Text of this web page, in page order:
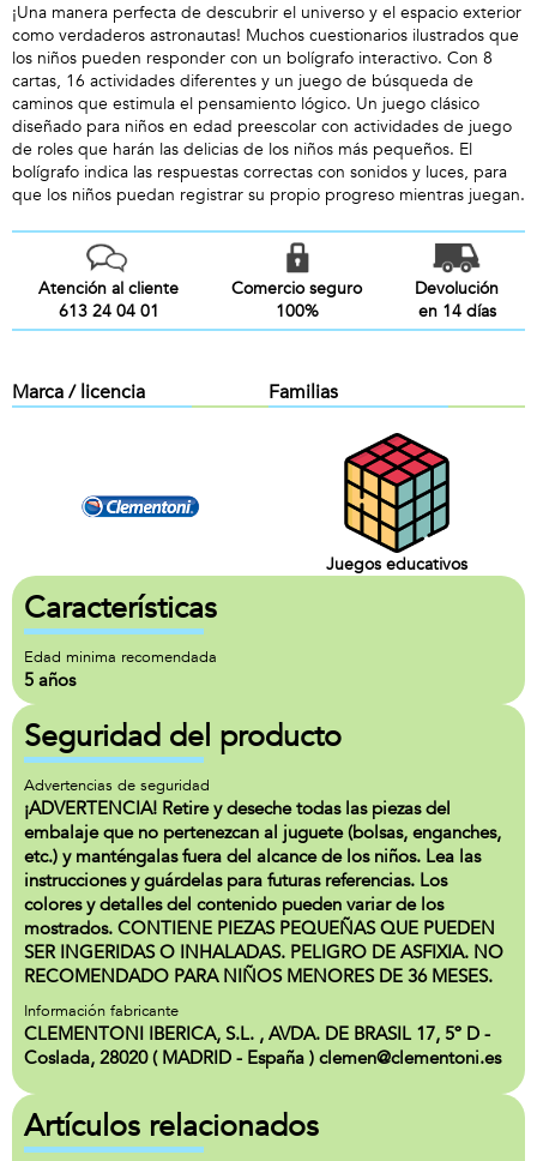
¡Una manera perfecta de descubrir el universo y el espacio exterior
como verdaderos astronautas! Muchos cuestionarios ilustrados que
los niños pueden responder con un bolígrafo interactivo. Con 8
cartas, 16 actividades diferentes y un juego de búsqueda de
caminos que estimula el pensamiento lógico. Un juego clásico
diseñado para niños en edad preescolar con actividades de juego
de roles que harán las delicias de los niños más pequeños. El
bolígrafo indica las respuestas correctas con sonidos y luces, para
que los niños puedan registrar su propio progreso mientras juegan.
Atención al cliente
613 24 04 01
Comercio seguro
100%
Devolución
en 14 días
Marca / licencia Familias
Juegos educativos
Características
Edad minima recomendada
5 años
Seguridad del producto
Advertencias de seguridad
¡ADVERTENCIA! Retire y deseche todas las piezas del
embalaje que no pertenezcan al juguete (bolsas, enganches,
etc.) y manténgalas fuera del alcance de los niños. Lea las
instrucciones y guárdelas para futuras referencias. Los
colores y detalles del contenido pueden variar de los
mostrados. CONTIENE PIEZAS PEQUEÑAS QUE PUEDEN
SER INGERIDAS O INHALADAS. PELIGRO DE ASFIXIA. NO
RECOMENDADO PARA NIÑOS MENORES DE 36 MESES.
Información fabricante
CLEMENTONI IBERICA, S.L. , AVDA. DE BRASIL 17, 5º D -
Coslada, 28020 ( MADRID - España ) clemen@clementoni.es
Artículos relacionados